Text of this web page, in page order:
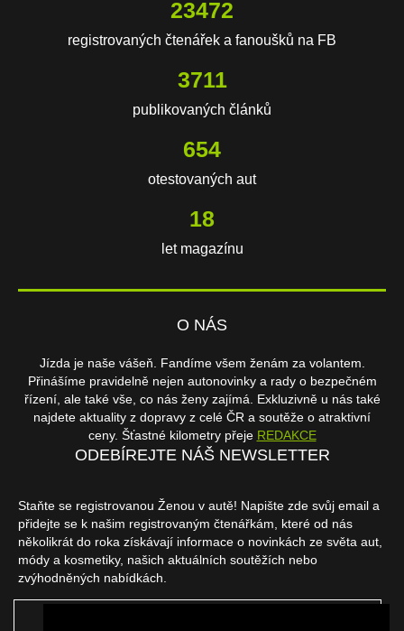
23472
registrovaných čtenářek a fanoušků na FB
3711
publikovaných článků
654
otestovaných aut
18
let magazínu
O NÁS
Jízda je naše vášeň. Fandíme všem ženám za volantem.
Přinášíme pravidelně nejen autonovinky a rady o bezpečném
řízení, ale také vše, co nás ženy zajímá. Exkluzivně u nás také
najdete aktuality z dopravy z celé ČR a soutěže o atraktivní
ceny. Šťastné kilometry přeje REDAKCE
ODEBÍREJTE NÁŠ NEWSLETTER
Staňte se registrovanou Ženou v autě! Napište zde svůj email a
přidejte se k našim registrovaným čtenářkám, které od nás
několikrát do roka získávají informace o novinkách ze světa aut,
módy a kosmetiky, našich aktuálních soutěžích nebo
zvýhodněných nabídkách.